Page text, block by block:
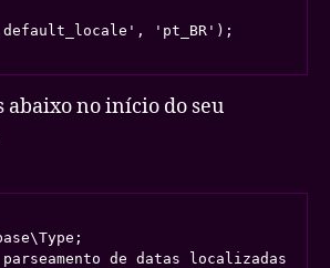
'pt_BR');
abaixo no início do seu
de datas localizadas